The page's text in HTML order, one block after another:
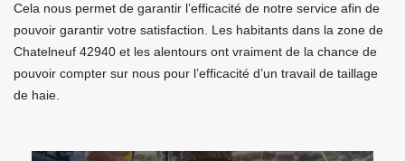
Cela nous permet de garantir l’efficacité de notre service afin de
pouvoir garantir votre satisfaction. Les habitants dans la zone de
Chatelneuf 42940 et les alentours ont vraiment de la chance de
pouvoir compter sur nous pour l’efficacité d’un travail de taillage
de haie.